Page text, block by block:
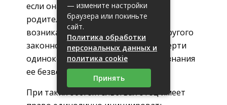
если она недееспособна, лишена
родительского положения. Также
возникает необходимость найти другого
законного представителя после смерти
одинокой матери или в случае признания
ее безвестно исчезнувшей.
При таких обстоятельствах отец имеет
— измените настройки
браузера или покиньте
сайт.
Политика обработки
персональных данных и
политика cookie
Принять